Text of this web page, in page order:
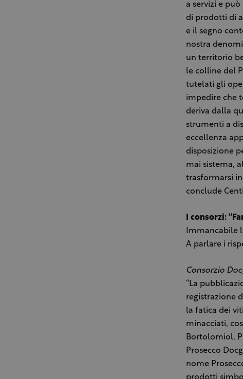
a servizi e
di prodotti di
e il segno
nostra
un territorio
le colline del
tutelati gli
impedire che
deriva dalla
strumenti a
eccellenza
disposizione
mai sistema,
trasformarsi
conclude
I consorzi:
Immancabile
A parlare i
Consorzio
“La
registrazione
la fatica dei
minacciati,
Bortolomiol,
Prosecco
nome